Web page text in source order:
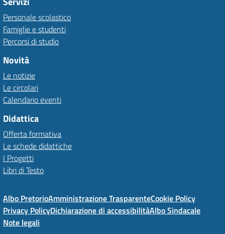
Personale scolastico
Famiglie e studenti
Percorsi di studio
Novità
Le notizie
Le circolari
Calendario eventi
Didattica
Offerta formativa
Le schede didattiche
I Progetti
Libri di Testo
Albo PretorioAmministrazione TrasparenteCookie Policy
Privacy PolicyDichiarazione di accessibilitàAlbo Sindacale
Note legali